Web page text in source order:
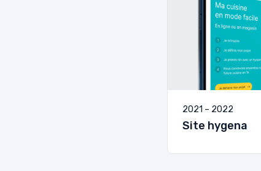
2021 – 2022
Site hygena